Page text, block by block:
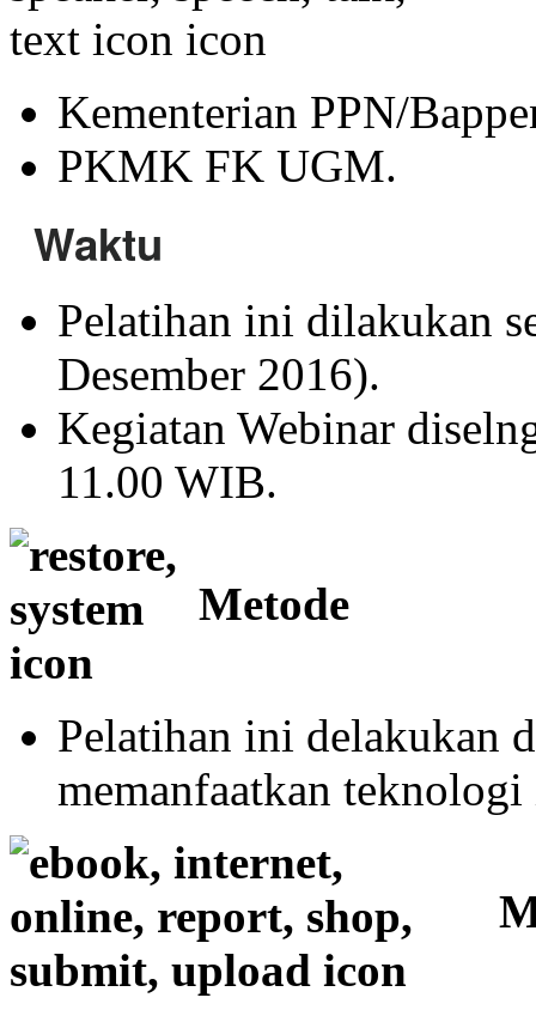
Kementerian PPN/
PKMK FK UGM.
Waktu
Pelatihan ini dilakukan
Desember 2016).
Kegiatan Webinar
11.00 WIB.
Metode
Pelatihan ini delakukan
memanfaatkan